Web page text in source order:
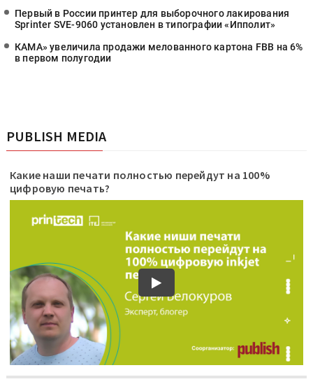
Первый в России принтер для выборочного лакирования
Sprinter SVE-9060 установлен в типографии «Ипполит»
КАМА» увеличила продажи мелованного картона FBB на 6%
в первом полугодии
PUBLISH MEDIA
Какие наши печати полностью перейдут на 100%
цифровую печать?